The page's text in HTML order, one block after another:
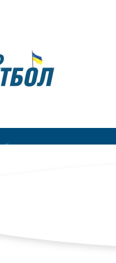
футбола Украины
комментарии